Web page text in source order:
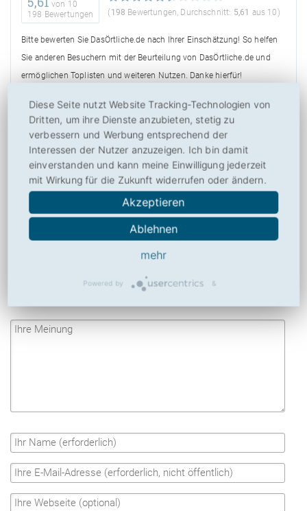
von 10
198 Bewertungen
( 198 Bewertungen, Durchschnitt: 5,61 aus 10)
Bitte bewerten Sie DasÖrtliche.de nach Ihrer Einschätzung! So helfen
Sie anderen Besuchern mit der Beurteilung von DasÖrtliche.de und
ermöglichen Toplisten und weiteren Nutzen. Danke hierfür!
Über
Drucken
Social
Ihre Meinung zu DasÖrtliche.de
Diese Seite nutzt Website Tracking-Technologien von
Dritten, um ihre Dienste anzubieten, stetig zu
verbessern und Werbung entsprechend der
Interessen der Nutzer anzuzeigen. Ich bin damit
einverstanden und kann meine Einwilligung jederzeit
mit Wirkung für die Zukunft widerrufen oder ändern.
Akzeptieren
Ablehnen
mehr
Powered by &